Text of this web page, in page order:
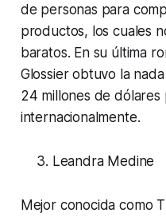
de personas para
productos, los cuales
baratos. En su última
Glossier obtuvo la
24 millones de
internacionalmente.
Leandra Medine
Mejor conocida como